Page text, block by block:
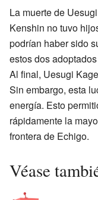
La muerte de
Kenshin no tuvo
podrían haber sido
estos dos
Al final, Uesugi
Sin embargo, esta
energía. Esto
rápidamente la
frontera de Echigo.
Véase